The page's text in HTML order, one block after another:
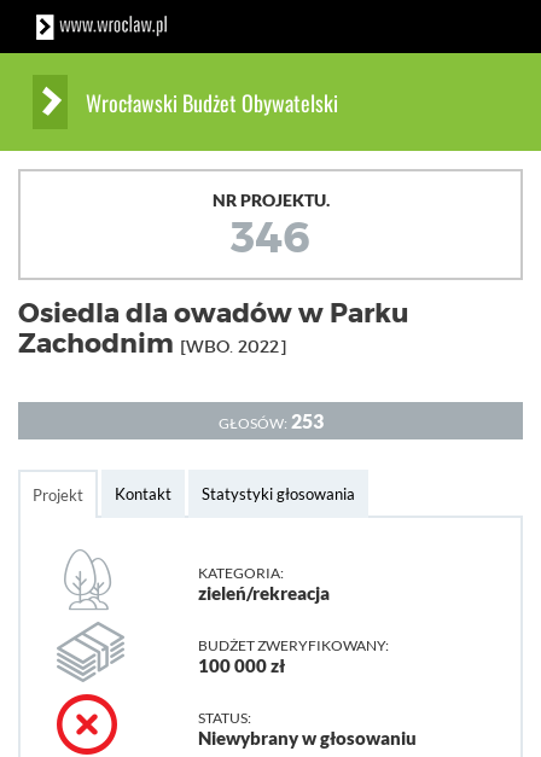
Wrocławski Budżet Obywatelski
NR PROJEKTU.
346
Osiedla dla owadów w Parku
Zachodnim [WBO. 2022]
GŁOSÓW: 253
Projekt Kontakt Statystyki głosowania
KATEGORIA:
zieleń/rekreacja
BUDŻET ZWERYFIKOWANY:
100 000 zł
STATUS:
Niewybrany w głosowaniu